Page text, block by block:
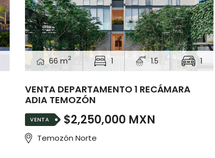
66 m2 1 1.5 1
VENTA DEPARTAMENTO 1 RECÁMARA
ADIA TEMOZÓN
VENTA $2,250,000 MXN
Temozón Norte